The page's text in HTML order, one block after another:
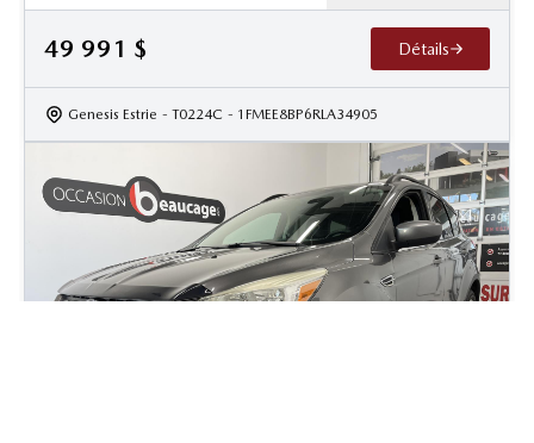
49 991 $ Détails
Genesis Estrie - T0224C - 1FMEE8BP6RLA34905